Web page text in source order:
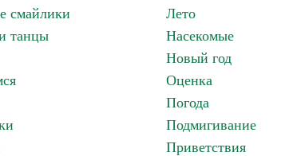
смайлики
Лето
танцы
Насекомые
Новый год
Оценка
Погода
Подмигивание
Приветствия